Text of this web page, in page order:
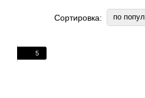
Сортировка: по
5